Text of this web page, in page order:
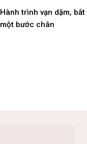
Hành trình vạn dặm,
một bước chân